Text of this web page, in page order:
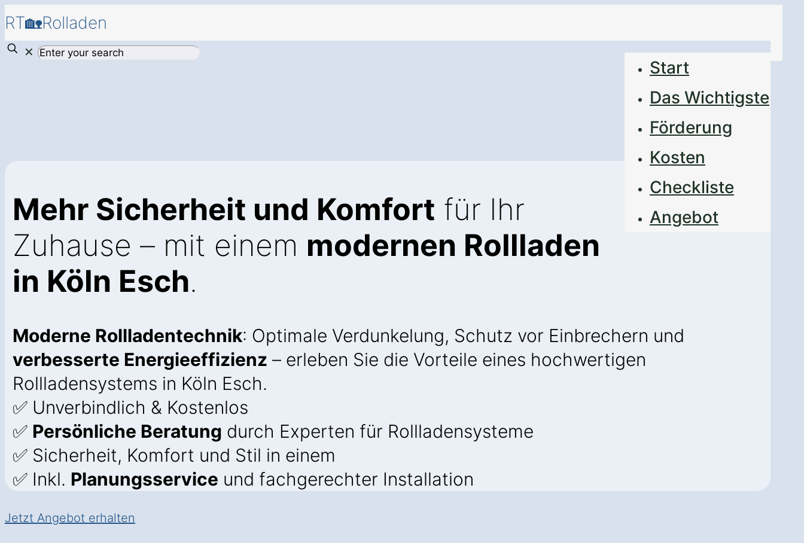
RT🏡Rolladen
Start
Das Wichtigste
Förderung
Kosten
Checkliste
Angebot
✕
Mehr Sicherheit und Komfort für Ihr
Zuhause – mit einem modernen Rollladen
in Köln Esch.
Moderne Rollladentechnik: Optimale Verdunkelung, Schutz vor Einbrechern und
verbesserte Energieeffizienz – erleben Sie die Vorteile eines hochwertigen
Rollladensystems in Köln Esch.
✅ Unverbindlich & Kostenlos
✅ Persönliche Beratung durch Experten für Rollladensysteme
✅ Sicherheit, Komfort und Stil in einem
✅ Inkl. Planungsservice und fachgerechter Installation
Jetzt Angebot erhalten